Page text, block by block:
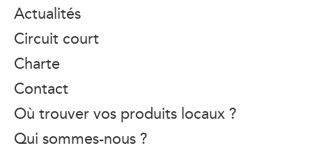
Actualités
Circuit court
Charte
Contact
Où trouver vos produits locaux ?
Qui sommes-nous ?